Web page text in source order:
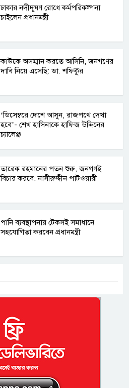
ঢাকার নদীদূষণ রোধে কর্মপরিকল্পনা
চাইলেন প্রধানমন্ত্রী
কাউকে অসম্মান করতে আসিনি, জনগণের
দাবি নিয়ে এসেছি: ডা. শফিকুর
‘ডিসেম্বরে দেশে আসুন, রাজপথে দেখা
হবে’- শেখ হাসিনাকে হাফিজ উদ্দিনের
চ্যালেঞ্জ
তারেক রহমানের পতন শুরু, জনগণই
বিচার করবে: নাসীরুদ্দীন পাটওয়ারী
পানি ব্যবস্থাপনায় টেকসই সমাধানে
সহযোগিতা করবেন প্রধানমন্ত্রী